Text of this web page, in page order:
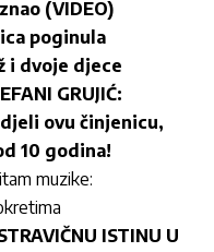
(VIDEO)
poginula
i dvoje djece
GRUJIĆ:
ovu činjenicu,
10 godina!
muzike:
ISTINU U